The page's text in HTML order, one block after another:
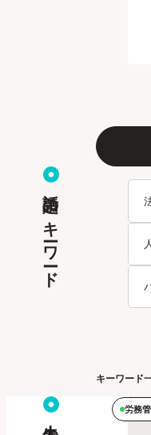
話題のキーワード
キーワード
労務